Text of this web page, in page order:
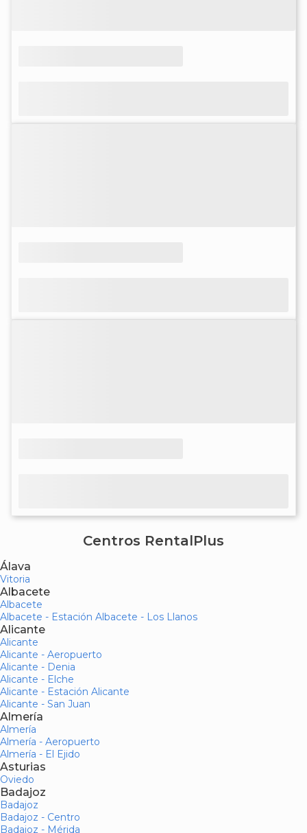
Centros RentalPlus
Álava
Vitoria
Albacete
Albacete
Albacete - Estación Albacete - Los Llanos
Alicante
Alicante
Alicante - Aeropuerto
Alicante - Denia
Alicante - Elche
Alicante - Estación Alicante
Alicante - San Juan
Almería
Almería
Almería - Aeropuerto
Almería - El Ejido
Asturias
Oviedo
Badajoz
Badajoz
Badajoz - Centro
Badajoz - Mérida